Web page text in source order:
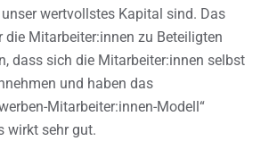
wertvollstes Kapital sind. Das
die Mitarbeiter:innen zu Beteiligten
dass sich die Mitarbeiter:innen selbst
und haben das
Mitarbeiter:innen-Modell“
wirkt sehr gut.